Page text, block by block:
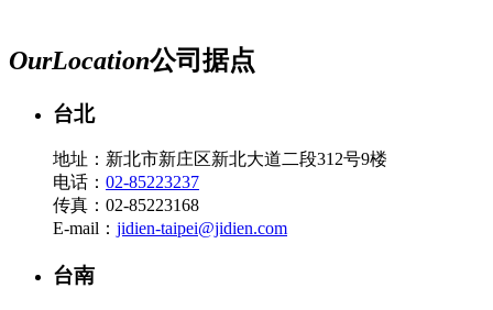
OurLocation公司据点
台北
地址：新北市新庄区新北大道二段312号9楼
电话： 02-85223237
传真：02-85223168
E-mail： jidien-taipei@jidien.com
台南